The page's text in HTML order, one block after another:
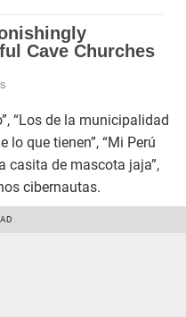
“Los de la municipalidad
que tienen”, “Mi Perú
casita de mascota jaja”,
cibernautas.